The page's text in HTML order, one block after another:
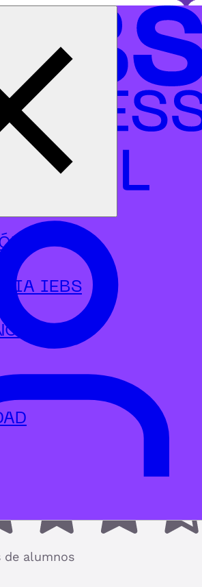
IEBS
contenidos y automatización con IA
SEO, contenidos y
con IA
más completo con
aliada del posicionamiento
de alumnos